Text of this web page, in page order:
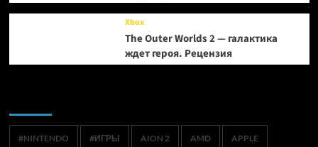
Xbox
The Outer Worlds 2 — галактика
ждет героя. Рецензия
#NINTENDO #ИГРЫ AION 2 AMD APPLE